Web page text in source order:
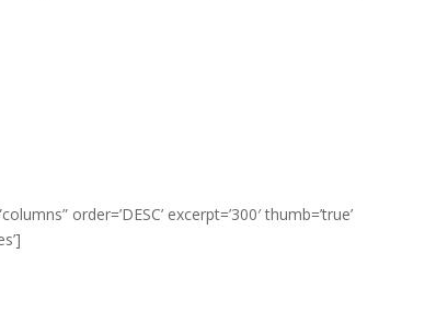
order=’DESC’ excerpt=’300′ thumb=’true’